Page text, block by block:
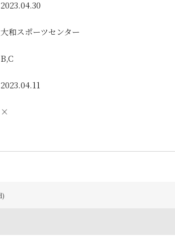
2023.04.30
大和スポーツセンター
B,C
2023.04.11
×